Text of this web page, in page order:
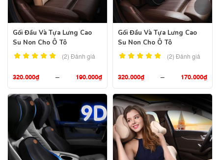
Gối Đầu Và Tựa Lưng Cao
Su Non Cho Ô Tô
(2)Đánh giá
190.000₫
–
320.000₫
Gối Đầu Và Tựa Lưng Cao
Su Non Cho Ô Tô
(2)Đánh giá
170.000₫
–
320.000₫